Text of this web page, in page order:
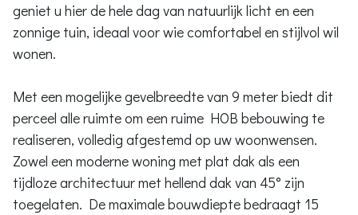
geniet u hier de hele dag van natuurlijk licht en een
zonnige tuin, ideaal voor wie comfortabel en stijlvol wil
wonen.
Met een mogelijke gevelbreedte van 9 meter biedt dit
perceel alle ruimte om een ruime HOB bebouwing te
realiseren, volledig afgestemd op uw woonwensen.
Zowel een moderne woning met plat dak als een
tijdloze architectuur met hellend dak van 45° zijn
toegelaten. De maximale bouwdiepte bedraagt 15